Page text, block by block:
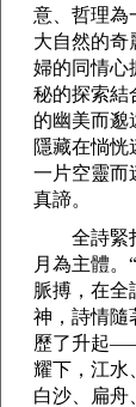
意、哲理為
大自然的奇
婦的同情心
秘的探索結
的幽美而邈
隱藏在惝恍
一片空靈而
真諦。
全詩緊扣
月為主體。
脈搏，在全
神，詩情隨
歷了升起
耀下，江水
白沙、扁舟